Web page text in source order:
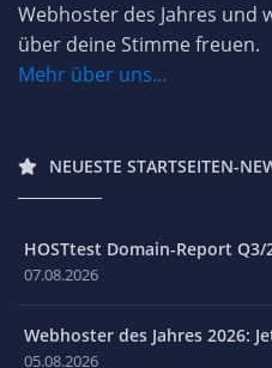
Webhoster des Jahres und
über deine Stimme freuen.
Mehr über uns...
NEUESTE STARTSEITEN-
HOSTtest Domain-Report Q3/
07.08.2026
Webhoster des Jahres 2026:
05.08.2026